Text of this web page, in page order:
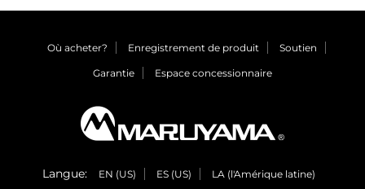
Où acheter? Enregistrement de produit Soutien
Garantie Espace concessionnaire
Langue: EN (US) ES (US) LA (l'Amérique latine)